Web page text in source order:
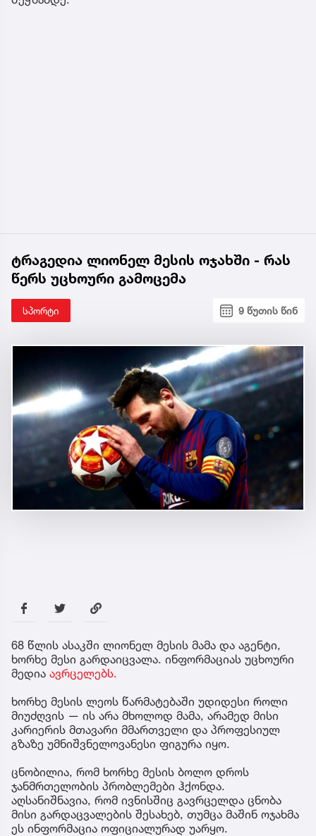
ტრაგედია ლიონელ მესის ოჯახში - რას
წერს უცხოური გამოცემა
სპორტი 9 წუთის წინ
68 წლის ასაკში ლიონელ მესის მამა და აგენტი,
ხორხე მესი გარდაიცვალა. ინფორმაციას უცხოური
მედია ავრცელებს.
ხორხე მესის ლეოს წარმატებაში უდიდესი როლი
მიუძღვის — ის არა მხოლოდ მამა, არამედ მისი
კარიერის მთავარი მმართველი და პროფესიულ
გზაზე უმნიშვნელოვანესი ფიგურა იყო.
ცნობილია, რომ ხორხე მესის ბოლო დროს
ჯანმრთელობის პრობლემები ჰქონდა.
აღსანიშნავია, რომ ივნისშიც გავრცელდა ცნობა
მისი გარდაცვალების შესახებ, თუმცა მაშინ ოჯახმა
ეს ინფორმაცია ოფიციალურად უარყო.